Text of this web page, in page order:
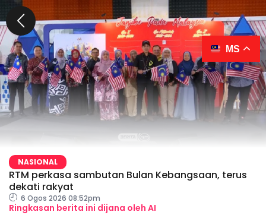
NASIONAL
RTM perkasa sambutan Bulan Kebangsaan, terus
dekati rakyat
6 Ogos 2026 08:52pm
Ringkasan berita ini dijana oleh AI
MS